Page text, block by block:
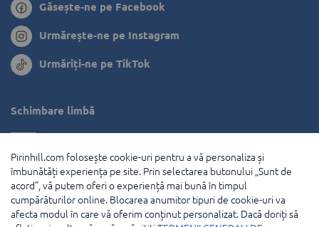
Găsește-ne pe Facebook
Urmărește-ne pe Instagram
Urmăriți-ne pe TikTok
Schimbare limbă
Grecia
Olanda
Franţa
Pirinhill.com folosește cookie-uri pentru a vă personaliza și
îmbunătăți experiența pe site. Prin selectarea butonului „Sunt de
acord”, vă putem oferi o experiență mai bună în timpul
cumpărăturilor online. Blocarea anumitor tipuri de cookie-uri va
afecta modul în care vă oferim conținut personalizat. Dacă doriți să